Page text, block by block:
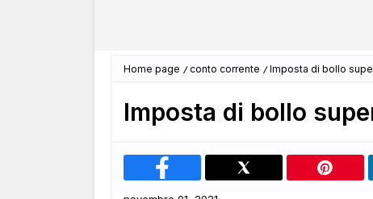
Home page conto corrente Imposta di bollo
Imposta di bollo